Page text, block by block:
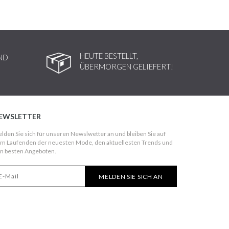
HEUTE BESTELLT,
ÜBERMORGEN GELIEFERT!
Sie sich für unseren Newslwetter an und bleiben Sie auf
Laufenden der neuesten Mode, den aktuellesten Trends und
besten Angeboten.
MELDEN SIE SICH AN